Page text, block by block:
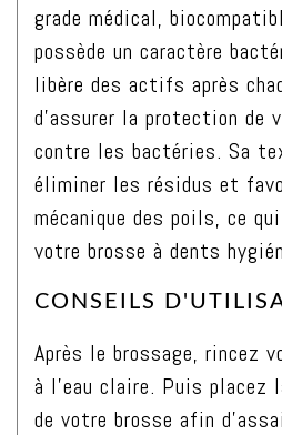
bactérienne
pour
brosse
dents,
coloris
Vert
grade médical,
possède un caractère
libère des actifs après
d’assurer la protection de
contre les bactéries. Sa
éliminer les résidus et
mécanique des poils, ce
votre brosse à dents
CONSEILS
Après le brossage, rincez
à l’eau claire. Puis placez
de votre brosse afin